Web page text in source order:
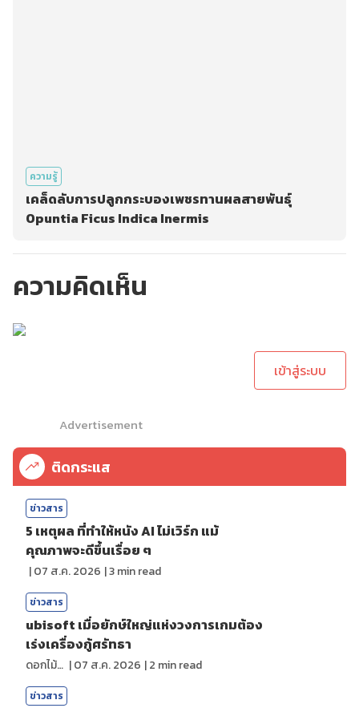
ความรู้
เคล็ดลับการปลูกกระบองเพชรทานผลสายพันธุ์
Opuntia Ficus Indica Inermis
ความคิดเห็น
เข้าสู่ระบบ
Advertisement
ติดกระแส
ข่าวสาร
5 เหตุผล ที่ทำให้หนัง AI ไม่เวิร์ก แม้
คุณภาพจะดีขึ้นเรื่อย ๆ
|07 ส.ค. 2026 |3min read
ข่าวสาร
ubisoft เมื่อยักษ์ใหญ่แห่งวงการเกมต้อง
เร่งเครื่องกู้ศรัทธา
ดอกไม้กับสายน้ำ |07 ส.ค. 2026 |2 min read
ข่าวสาร